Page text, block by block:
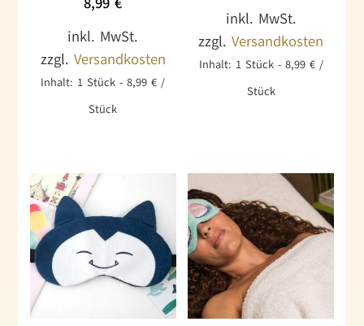
inkl. MwSt.
zzgl. Versandkosten
Inhalt: 1Stück -8,99€ /
Stück
inkl. MwSt.
zzgl.Versandkosten
Inhalt: 1 Stück- 8,99 €/
Stück